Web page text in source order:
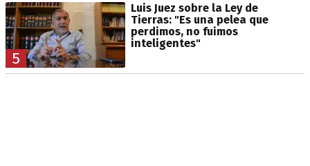
5
Luis Juez sobre la Ley de
Tierras: "Es una pelea que
perdimos, no fuimos
inteligentes"